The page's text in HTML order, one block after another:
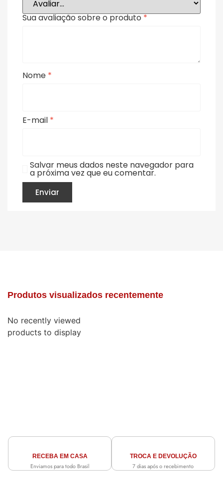
Sua avaliação sobre o produto*
Nome *
E-mail *
Salvar meus dados neste navegador para
a próxima vez que eu comentar.
Produtos visualizados recentemente
No recently viewed
products to display
RECEBA EM CASA
Enviamos para todo Brasil
TROCA E DEVOLUÇÃO
7 dias após o recebimento